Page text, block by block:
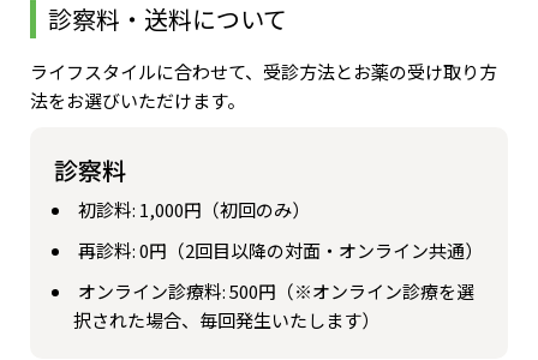
診察料・送料について
ライフスタイルに合わせて、受診方法とお薬の受け取り方
法をお選びいただけます。
診察料
初診料: 1,000円（初回のみ）
再診料: 0円（2回目以降の対面・オンライン共通）
オンライン診療料: 500円（※オンライン診療を選
択された場合、毎回発生いたします）